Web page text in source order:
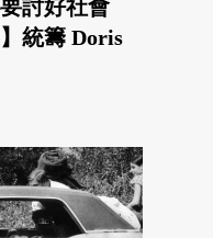
討好社會
統籌 Doris